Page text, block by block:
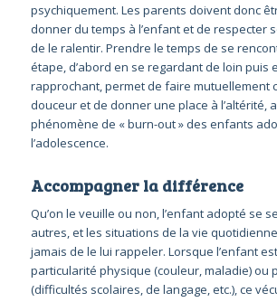
psychiquement. Les parents doivent donc
donner du temps à l’enfant et de respecter
de le ralentir. Prendre le temps de se
étape, d’abord en se regardant de loin puis
rapprochant, permet de faire mutuellement
douceur et de donner une place à l’altérité,
phénomène de « burn-out » des enfants
l’adolescence.
Accompagner la différence
Qu’on le veuille ou non, l’enfant adopté se
autres, et les situations de la vie
jamais de le lui rappeler. Lorsque l’enfant
particularité physique (couleur, maladie) ou
(difficultés scolaires, de langage, etc.), ce